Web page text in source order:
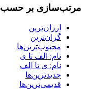
مرتب‌سازی بر حسب
ارزان‌ترین
گران‌ترین
محبوب‌ترین‌ها
نام: الف تا ی
نام: ی تا الف
جدیدترین‌ها
قدیمی‌ترین‌ها